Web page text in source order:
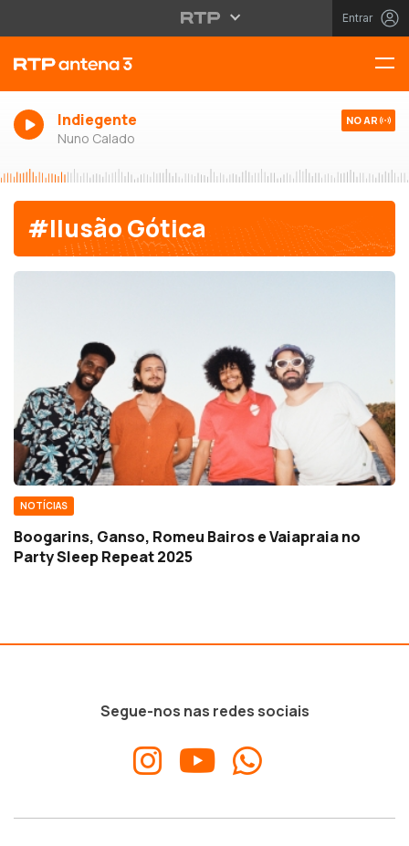
Entrar
Indiegente
Nuno Calado
NO AR
#Ilusão Gótica
NOTÍCIAS
Boogarins, Ganso, Romeu Bairos e Vaiapraia no
Party Sleep Repeat 2025
Segue-nos nas redes sociais